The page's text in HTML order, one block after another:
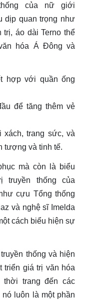
của nữ giới
dịp quan trọng như
áo dài Terno thể
hóa Á Đông và
hợp với quần ống
để tăng thêm vẻ
xách, trang sức, và
tượng và tinh tế.
mà còn là biểu
truyền thống của
cựu Tổng thống
và nghệ sĩ Imelda
cách biểu hiện sự
thống và hiện
triển giá trị văn hóa
thời trang đến các
luôn là một phần